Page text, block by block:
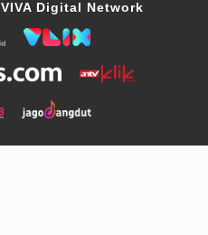
VIVA Digital Network